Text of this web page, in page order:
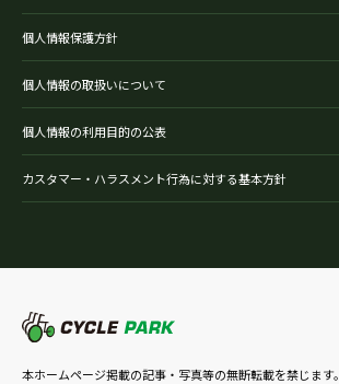
個人情報保護方針
個人情報の取扱いについて
個人情報の利用目的の公表
カスタマー・ハラスメント行為に対する基本方針
本ホームページ掲載の記事・写真等の無断転載を禁じます。